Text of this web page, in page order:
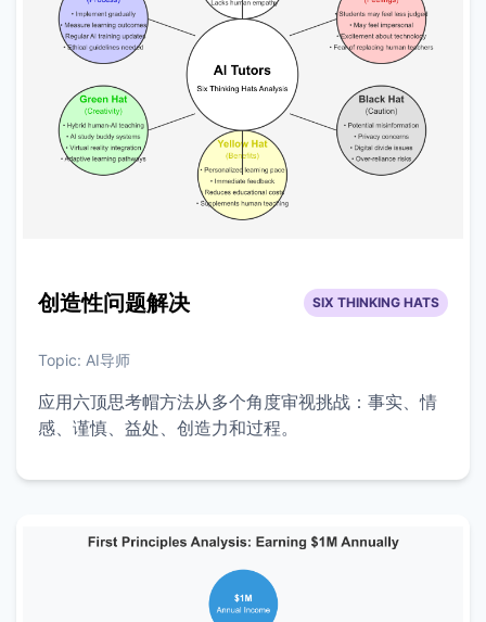
创造性问题解决 SIX THINKING HATS
Topic: AI导师
应用六顶思考帽方法从多个角度审视挑战：事实、情
感、谨慎、益处、创造力和过程。